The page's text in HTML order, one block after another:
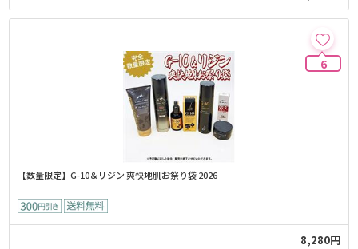
6
【数量限定】G-10＆リジン 爽快地肌お祭り袋 2026
8,280円